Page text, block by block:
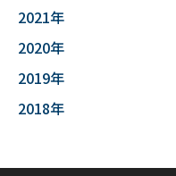
#魚醤
#シカン
2021年
2020年
2019年
2018年